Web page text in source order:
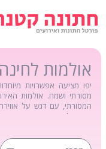
אולמות
יפו מציעה אפשרויות
מסורתי ושמח. אולמות
המסורתי, עם דגש על
חינה בלתי נשכחת עם טעם